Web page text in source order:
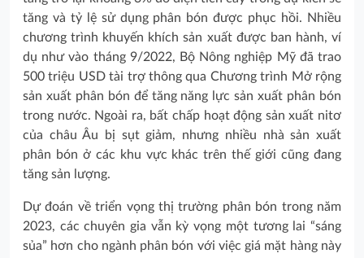
​​tăng và tỷ lệ sử dụng phân bón được phục hồi. Nhiều
chương trình khuyến khích sản xuất được ban hành, ví
dụ như vào tháng 9/2022, Bộ Nông nghiệp Mỹ đã trao
500 triệu USD tài trợ thông qua Chương trình Mở rộng
sản xuất phân bón để tăng năng lực sản xuất phân bón
trong nước. Ngoài ra, bất chấp hoạt động sản xuất nitơ
của châu Âu bị sụt giảm, nhưng nhiều nhà sản xuất
phân bón ở các khu vực khác trên thế giới cũng đang
tăng sản lượng.
Dự đoán về triển vọng thị trường phân bón trong năm
2023, các chuyên gia vẫn kỳ vọng một tương lai “sáng
sủa” hơn cho ngành phân bón với việc giá mặt hàng này